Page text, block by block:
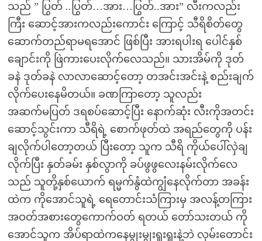
သည် ” ပြွတ် ..ပြွတ်…အား…ပြွတ်..အား” လီးကလည်း
ကြီး ဆောင့်အားကလည်းကောင်း ကြောင့် သီရိစိတ်တွေ
ဆောက်တည်ရာမရအောင် ဖြစ်ပြီး အားရပါးရ ပေါင်နှစ်
ချောင်းကို ဖြဲကားပေးလိုက်လေသည်။ သားအိမ်ကို ဒုတ်
ခနဲ ဒုတ်ခနဲ လာလာဆောင့်တော့ တအင်းအင်းနဲ့ စည်းချက်
လိုက်ပေးနေမိတယ်။ ခဏကြာတော့ သူလည်း
အဆက်မပြတ် ဒရစပ်ဆောင့်ပြီး နောက်ဆုံး လီးကိုအတင်း
ဆောင့်သွင်းကာ သီရိရဲ့ စောက်ဖုတ်ထဲ အရည်တွေကို ပန်း
ချလိုက်ပါတော့တယ် ပြီးတော့ သူက သီရိ ကိုယ်ပေါ်လှဲချ
လိုက်ပြီး နှတ်ခမ်း နှစ်လွာကို ခပ်ဖွဖွလေးနမ်းလိုက်လေ
သည် သူတို့နှစ်ယောက် ရမ္မက်နွံထဲကျွံနေလိုက်တာ အခန်း
ထဲက ကိုအောင်သူရဲ့ ရေတောင်းသံကြားမှ အလန့်တကြား
အဝတ်အစားတွေကောက်ဝတ် ရတယ် တော်သးတယ် ကို
အောင်သူက အိပ်ရာထဲကနေမွုးမွုးရူးရူးနဲ့ဘဲ လှမ်းတောင်း